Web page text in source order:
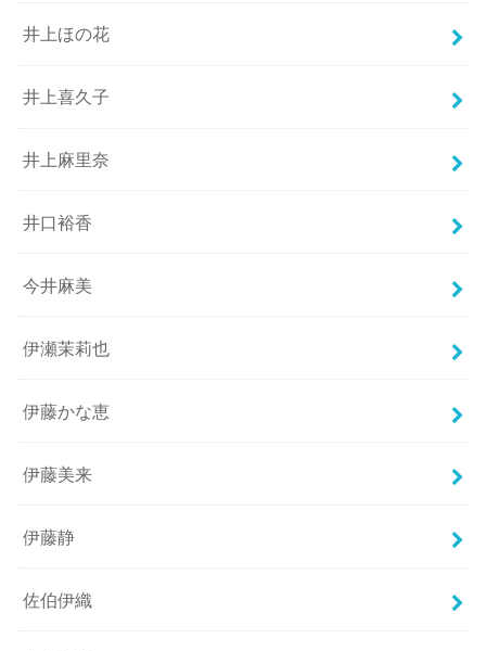
井上ほの花
井上喜久子
井上麻里奈
井口裕香
今井麻美
伊瀬茉莉也
伊藤かな恵
伊藤美来
伊藤静
佐伯伊織